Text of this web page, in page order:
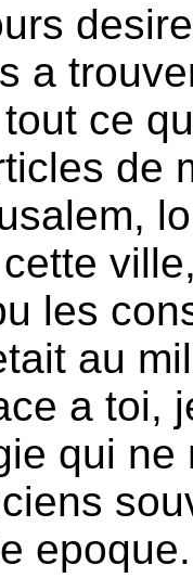
a
ce
de
les
au
a toi,
qui
epoque.